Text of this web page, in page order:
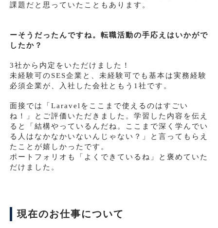
課題だと思っていたこともあります。
ーそうだったんですね。転職活動の手応えはいかがで
したか？
3社から内定をいただけました！
未経験可のSES企業と、未経験可でも基本は実務経験
必須企業が、入社した会社ともう1社です。
面接では「Laravelをここまで使えるのはすごい
ね！」とご評価いただきました。学習した内容を伝え
ると「結構やっているんだね。ここまで深く学んでい
る人はなかなかいないんじゃない？」と言ってもらえ
たことが嬉しかったです。
ポートフォリオも「よくできているね」と褒めていた
だけました。
現在のお仕事について